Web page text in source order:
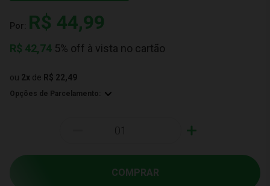
Por: R$ 44,99
R$ 42,74 5% off à vista no cartão
ou 2x de R$ 22,49
Opções de Parcelamento:
+
COMPRAR